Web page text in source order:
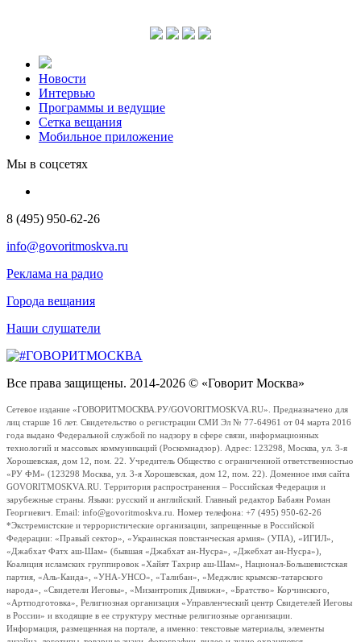
Новости
Интервью
Программы и ведущие
Сетка вещания
Мобильное приложение
Мы в соцсетях
8 (495) 950-62-26
info@govoritmoskva.ru
Реклама на радио
Города вещания
Наши слушатели
Все права защищены. 2014-2026 © «Говорит Москва»
Сетевое издание «ГОВОРИТМОСКВА.РУ/GOVORITMOSKVA.RU». Предназначено для
лиц старше 16 лет. Свидетельство о регистрации СМИ Эл № 77-64961 от 04 марта 2016
года выдано Федеральной службой по надзору в сфере связи, информационных
технологий и массовых коммуникаций (Роскомнадзор). Адрес: 123298, Москва, ул. 3-я
Хорошевская, дом 12, пом. 22. Учредитель Общество с ограниченной ответственностью
«РУ ФМ» (123298 Москва, ул. 3-я Хорошевская, дом 12, пом. 22). Доменное имя сайта
GOVORITMOSKVA.RU. Территория распространения – Российская Федерация и
зарубежные страны. Языки: русский и английский. Главный редактор Бабаян Роман
Георгиевич. Email: info@govoritmoskva.ru. Номер телефона: +7 (495) 950-62-26
*Экстремистские и террористические организации, запрещенные в Российской
Федерации: «Правый сектор», «Украинская повстанческая армия» (УПА), «ИГИЛ»,
«Джабхат Фатх аш-Шам» (бывшая «Джабхат ан-Нусра», «Джебхат ан-Нусра»),
Коалиция исламских группировок «Хайят Тахрир аш-Шам», Национал-Большевистская
партия, «Аль-Каида», «УНА-УНСО», «Талибан», «Меджлис крымско-татарского
народа», «Свидетели Иеговы», «Мизантропик Дивижн», «Братство» Корчинского,
«Артподготовка», Религиозная организация «Управленческий центр Свидетелей Иеговы
в России» и входящие в ее структуру местные религиозные организации.
Информация, размещенная на портале, а именно: текстовые материалы, элементы